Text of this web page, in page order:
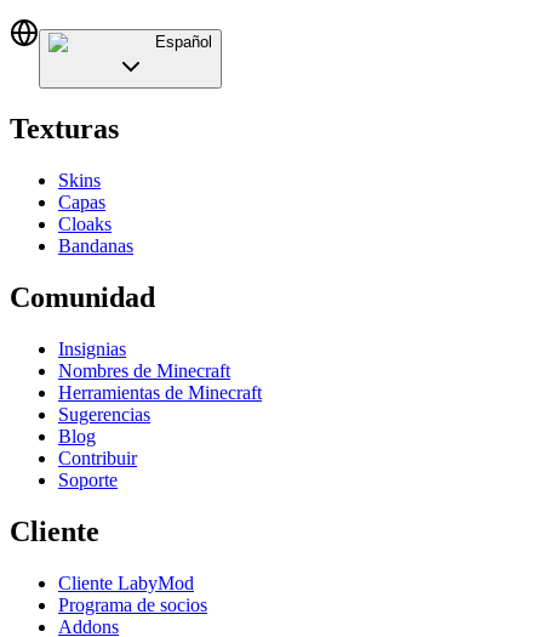
Español
Texturas
Skins
Capas
Cloaks
Bandanas
Comunidad
Insignias
Nombres de Minecraft
Herramientas de Minecraft
Sugerencias
Blog
Contribuir
Soporte
Cliente
Cliente LabyMod
Programa de socios
Addons